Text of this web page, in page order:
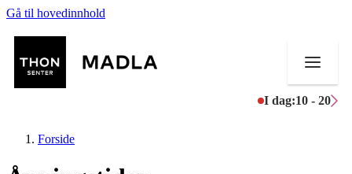
Gå til hovedinnhold
I dag:10 - 20
Forside